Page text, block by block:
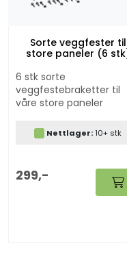
Sorte veggfester til
store paneler (6
6 stk sorte
veggfestebraketter til
våre store paneler
Nettlager:10+ stk
299,-